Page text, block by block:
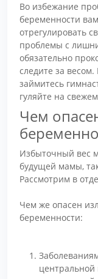
Во избежание
беременности
отрегулировать
проблемы с
обязательно
следите за
займитесь
гуляйте на
Чем
Избыточный вес
будущей мамы,
Рассмотрим в
Чем же опасен
беременности: